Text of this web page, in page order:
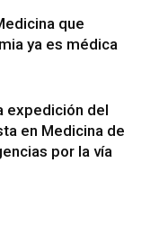
que
ya es médica
expedición del
en Medicina de
por la vía